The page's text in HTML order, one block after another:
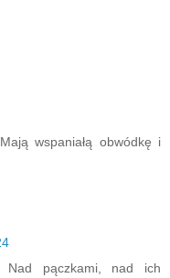
wspaniałą obwódkę i
pączkami, nad ich